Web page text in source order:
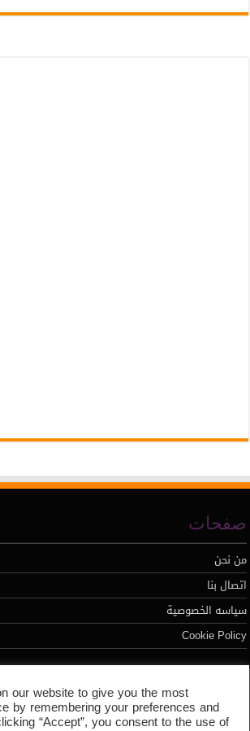
صفحات
من نحن
اتصال بنا
سياسه الخصوصية
Cookie Policy
تطوير محمد السيد
our website to give you the most
by remembering your preferences and
“Accept”, you consent to the use of